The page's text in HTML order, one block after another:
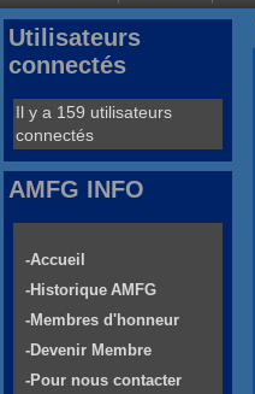
Utilisateurs
connectés
Il y a 159 utilisateurs
connectés
AMFG INFO
-Accueil
-Historique AMFG
-Membres d'honneur
-Devenir Membre
-Pour nous contacter